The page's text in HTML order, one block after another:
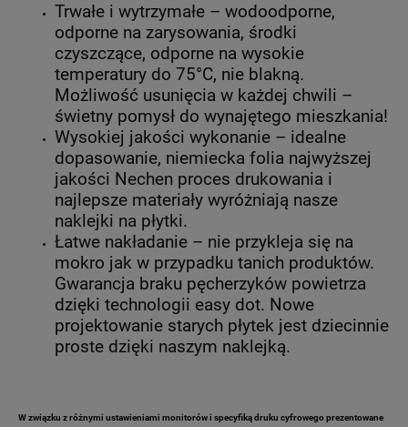
Trwałe i wytrzymałe – wodoodporne,
odporne na zarysowania, środki
czyszczące, odporne na wysokie
temperatury do 75°C, nie blakną.
Możliwość usunięcia w każdej chwili –
świetny pomysł do wynajętego mieszkania!
Wysokiej jakości wykonanie – idealne
dopasowanie, niemiecka folia najwyższej
jakości Nechen proces drukowania i
najlepsze materiały wyróżniają nasze
naklejki na płytki.
Łatwe nakładanie – nie przykleja się na
mokro jak w przypadku tanich produktów.
Gwarancja braku pęcherzyków powietrza
dzięki technologii easy dot. Nowe
projektowanie starych płytek jest dziecinnie
proste dzięki naszym naklejką.
W związku z różnymi ustawieniami monitorów i specyfiką druku cyfrowego prezentowane